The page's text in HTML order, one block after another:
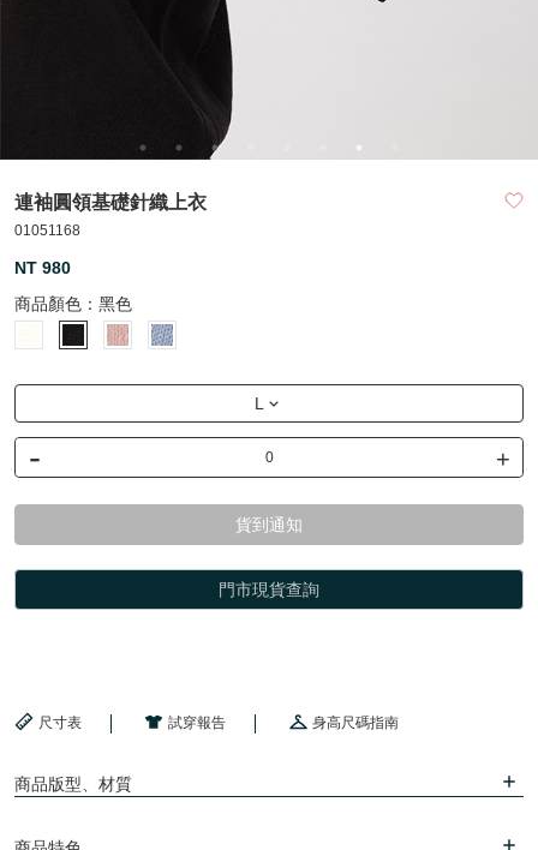
連袖圓領基礎針織上衣
01051168
NT 980
商品顏色： 黑色
L
- +
貨到通知
門市現貨查詢
尺寸表 試穿報告 身高尺碼指南
商品版型、材質